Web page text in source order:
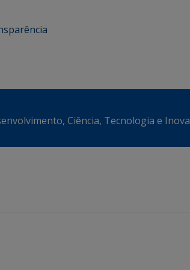
Ciência, Tecnologia e